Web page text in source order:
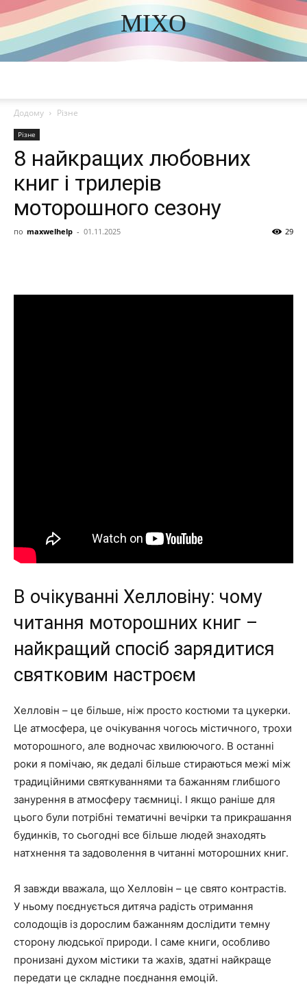
MIXO
DISCOVER THE ART OF PUBLISHING
Додому Різне
Різне
8 найкращих любовних
книг і трилерів
моторошного сезону
по maxwelhelp - 01.11.2025 29
В очікуванні Хелловіну: чому
читання моторошних книг –
найкращий спосіб зарядитися
святковим настроєм
Хелловін – це більше, ніж просто костюми та цукерки.
Це атмосфера, це очікування чогось містичного, трохи
моторошного, але водночас хвилюючого. В останні
роки я помічаю, як дедалі більше стираються межі між
традиційними святкуваннями та бажанням глибшого
занурення в атмосферу таємниці. І якщо раніше для
цього були потрібні тематичні вечірки та прикрашання
будинків, то сьогодні все більше людей знаходять
натхнення та задоволення в читанні моторошних книг.
Я завжди вважала, що Хелловін – це свято контрастів.
У ньому поєднується дитяча радість отримання
солодощів із дорослим бажанням дослідити темну
сторону людської природи. І саме книги, особливо
пронизані духом містики та жахів, здатні найкраще
передати це складне поєднання емоцій.